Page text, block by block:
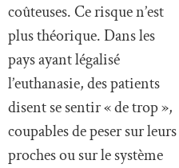
coûteuses. Ce risque n’est
plus théorique. Dans les
pays ayant légalisé
l’euthanasie, des patients
disent se sentir « de trop »,
coupables de peser sur leurs
proches ou sur le système